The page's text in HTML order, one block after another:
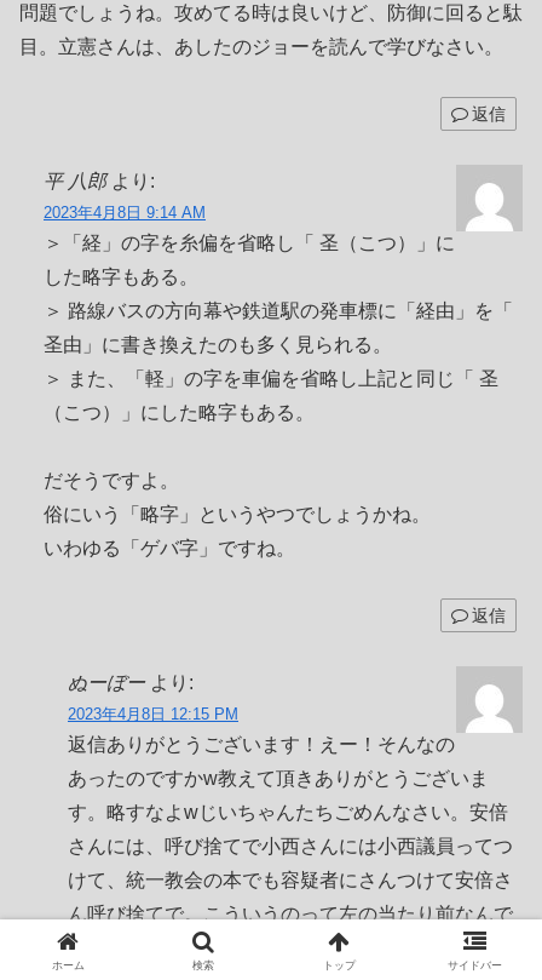
問題でしょうね。攻めてる時は良いけど、防御に回ると駄
目。立憲さんは、あしたのジョーを読んで学びなさい。
返信
平 八郎 より:
2023年4月8日 9:14 AM
＞「経」の字を糸偏を省略し「 圣（こつ）」に
した略字もある。
＞ 路線バスの方向幕や鉄道駅の発車標に「経由」を「
圣由」に書き換えたのも多く見られる。
＞ また、「軽」の字を車偏を省略し上記と同じ「 圣
（こつ）」にした略字もある。
だそうですよ。
俗にいう「略字」というやつでしょうかね。
いわゆる「ゲバ字」ですね。
返信
ぬーぼー より:
2023年4月8日 12:15 PM
返信ありがとうございます！えー！そんなの
あったのですかw教えて頂きありがとうございま
す。略すなよwじいちゃんたちごめんなさい。安倍
さんには、呼び捨てで小西さんには小西議員ってつ
けて、統一教会の本でも容疑者にさんつけて安倍さ
ん呼び捨てで。こういうのって左の当たり前なんで
すかね？
ホーム 検索 トップ サイドバー